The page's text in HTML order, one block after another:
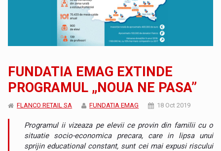
FUNDATIA EMAG EXTINDE
PROGRAMUL „NOUA NE PASA”
FLANCO RETAIL SA FUNDATIA EMAG 18 Oct 2019
Programul ii vizeaza pe elevii ce provin din familii cu o
situatie socio-economica precara, care in lipsa unui
sprijin educational constant, sunt cei mai expusi riscului